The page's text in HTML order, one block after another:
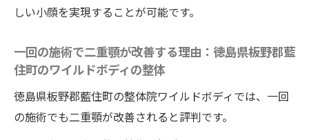
しい小顔を実現することが可能です。
一回の施術で二重顎が改善する理由：徳島県板野郡藍
住町のワイルドボディの整体
徳島県板野郡藍住町の整体院ワイルドボディでは、一回
の施術でも二重顎が改善されると評判です。